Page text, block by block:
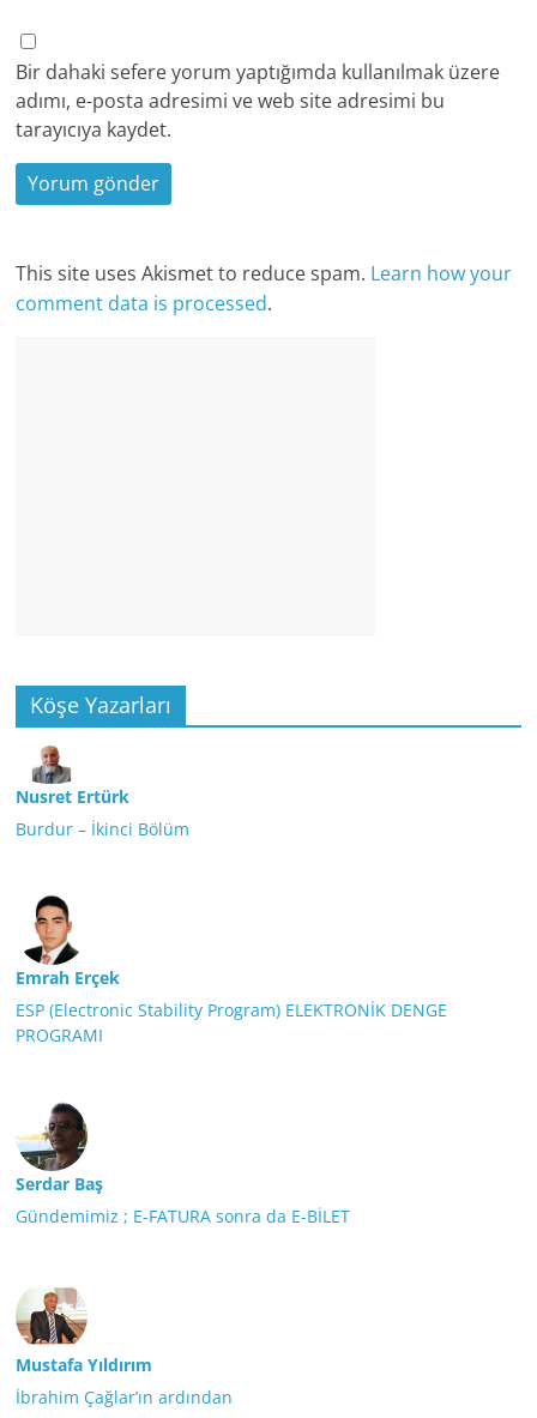
Bir dahaki sefere yorum yaptığımda kullanılmak üzere
adımı, e-posta adresimi ve web site adresimi bu
tarayıcıya kaydet.
This site uses Akismet to reduce spam. Learn how your
comment data is processed.
Köşe Yazarları
Nusret Ertürk
Burdur – İkinci Bölüm
Emrah Erçek
ESP (Electronic Stability Program) ELEKTRONİK DENGE
PROGRAMI
Serdar Baş
Gündemimiz ; E-FATURA sonra da E-BİLET
Mustafa Yıldırım
İbrahim Çağlar’ın ardından